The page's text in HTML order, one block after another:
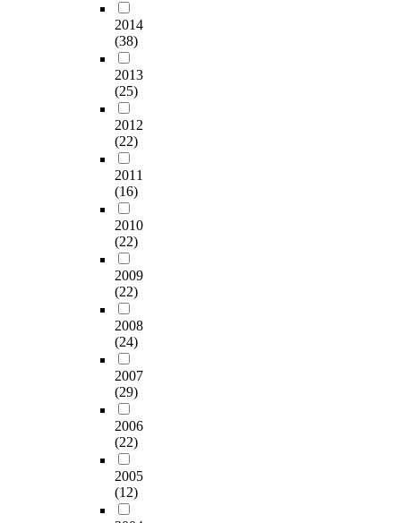
2014
(38)
2013
(25)
2012
(22)
2011
(16)
2010
(22)
2009
(22)
2008
(24)
2007
(29)
2006
(22)
2005
(12)